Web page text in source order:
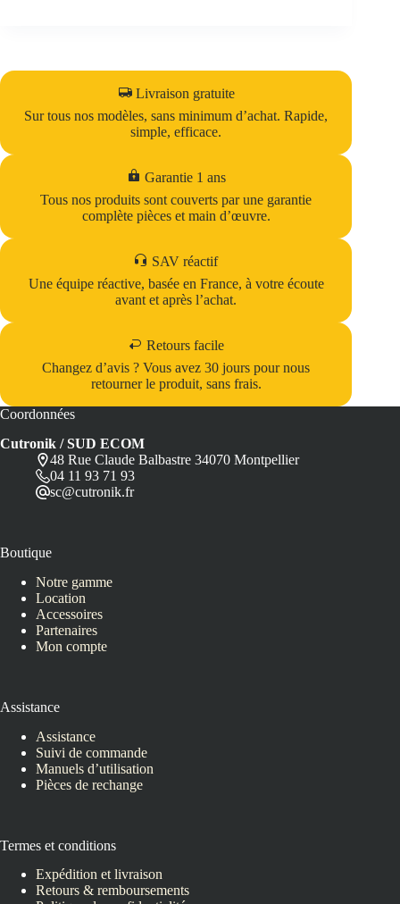
Livraison gratuite
Sur tous nos modèles, sans minimum d’achat. Rapide,
simple, efficace.
Garantie 1 ans
Tous nos produits sont couverts par une garantie
complète pièces et main d’œuvre.
SAV réactif
Une équipe réactive, basée en France, à votre écoute
avant et après l’achat.
Retours facile
Changez d’avis ? Vous avez 30 jours pour nous
retourner le produit, sans frais.
Coordonnées
Cutronik / SUD ECOM
48 Rue Claude Balbastre 34070 Montpellier
04 11 93 71 93
sc@cutronik.fr
Boutique
Notre gamme
Location
Accessoires
Partenaires
Mon compte
Assistance
Assistance
Suivi de commande
Manuels d’utilisation
Pièces de rechange
Termes et conditions
Expédition et livraison
Retours & remboursements